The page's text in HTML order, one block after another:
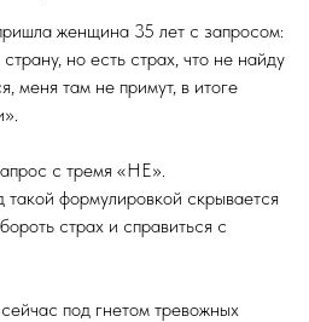
женщина 35 лет с запросом:
но есть страх, что не найду
меня там не примут, в итоге
с тремя «НЕ».
формулировкой скрывается
страх и справиться с
под гнетом тревожных